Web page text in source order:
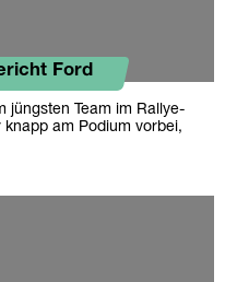
Ford
jüngsten Team im Rallye-
am Podium vorbei,